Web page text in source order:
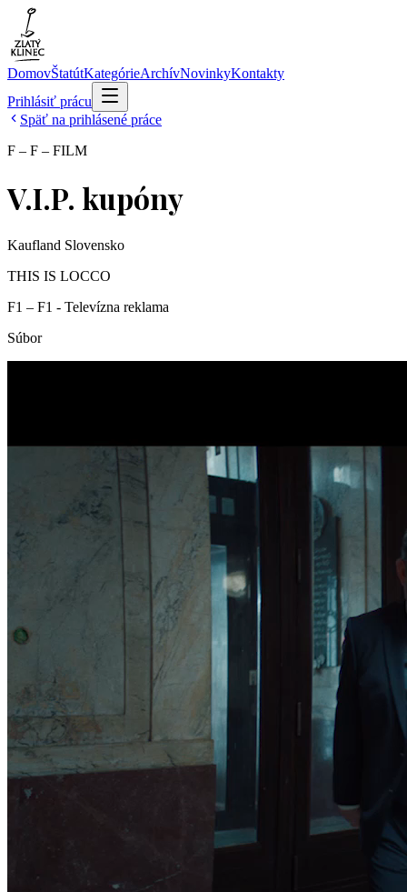
DomovŠtatútKategórieArchívNovinkyKontakty
Prihlásiť prácu
Späť na prihlásené práce
F – F – FILM
V.I.P. kupóny
Kaufland Slovensko
THIS IS LOCCO
F1 – F1 - Televízna reklama
Súbor